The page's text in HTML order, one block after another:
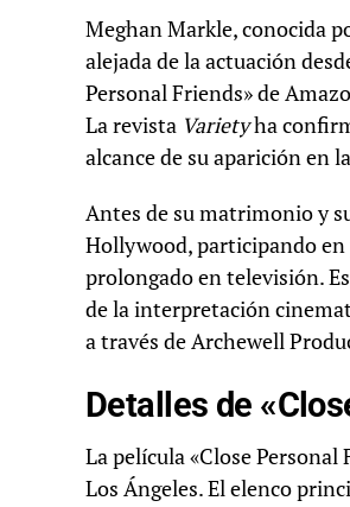
Meghan Markle, conocida
alejada de la actuación
Personal Friends» de
La revista Varietyha
alcance de su aparición en
Antes de su matrimonio y
Hollywood, participando en
prolongado en televisión.
de la interpretación
a través de Archewell
Detalles de
La película «Close
Los Ángeles. El elenco